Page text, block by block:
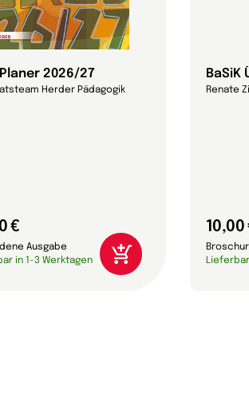
2026/27
Herder Pädagogik
€
Ausgabe
in 1-3 Werktagen
BaSiK
Renate
10,00
Broschur